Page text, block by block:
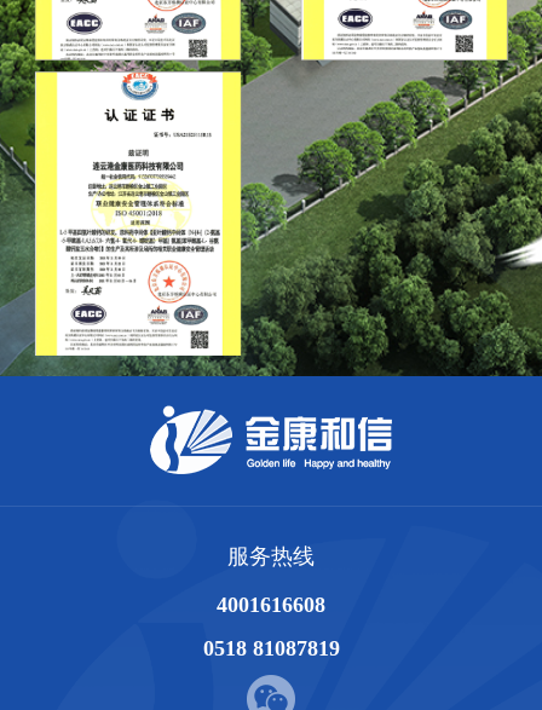
服务热线
4001616608
0518 81087819